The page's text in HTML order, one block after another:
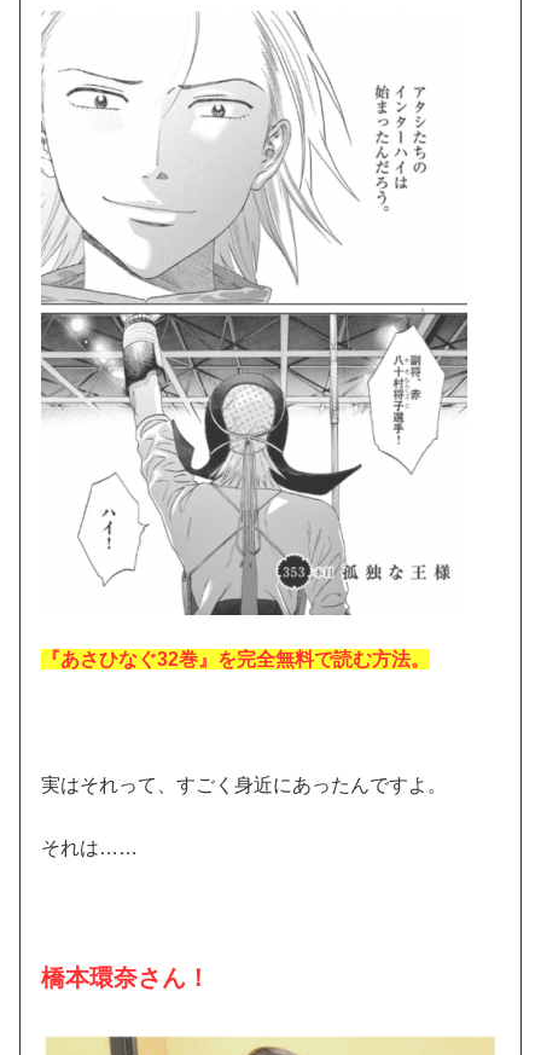
『あさひなぐ32巻』を完全無料で読む方法。
実はそれって、すごく身近にあったんですよ。
それは……
橋本環奈さん！